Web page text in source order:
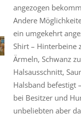
angezogen
Andere
ein umgekehrt
Shirt – Hinterbeine
Ärmeln, Schwanz
Halsausschnitt,
Halsband befestigt
bei Besitzer und
unbeliebten aber